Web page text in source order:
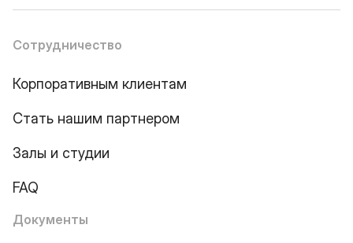
Сотрудничество
Корпоративным клиентам
Стать нашим партнером
Залы и студии
FAQ
Документы